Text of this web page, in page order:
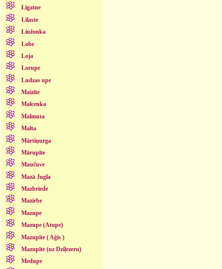
Līgatne
Lilaste
Liužonka
Lobe
Loja
Lorupe
Ludzas upe
Maizīte
Malcenka
Malmuta
Malta
Mārtiņurga
Mārupīte
Maučuve
Mazā Jugla
Mazbriede
Mazirbe
Mazupe
Mazupe (Atupe)
Mazupīte ( Aģis )
Mazupīte (uz Dziļezeru)
Medupe